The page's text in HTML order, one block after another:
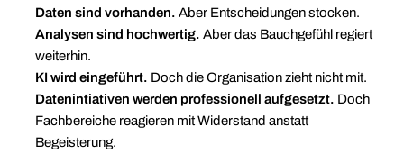
Daten sind vorhanden. Aber Entscheidungen stocken.
Analysen sind hochwertig. Aber das Bauchgefühl regiert
weiterhin.
KI wird eingeführt. Doch die Organisation zieht nicht mit.
Datenintiativen werden professionell aufgesetzt. Doch
Fachbereiche reagieren mit Widerstand anstatt
Begeisterung.